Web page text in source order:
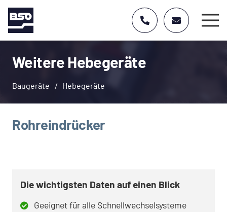
Weitere Hebegeräte
Baugeräte / Hebegeräte
Rohreindrücker
Die wichtigsten Daten auf einen Blick
Geeignet für alle Schnellwechselsysteme